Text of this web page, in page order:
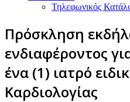
Τηλεφωνικός
Πρόσκληση
ενδιαφέροντος
ένα (1) ιατρό
Καρδιολογίας